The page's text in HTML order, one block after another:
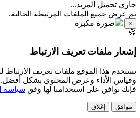
جاري تحميل المزيد...
تم عرض جميع الملفات المرتبطة الحالية.
×
🍪
إشعار ملفات تعريف الارتباط
يستخدم هذا الموقع ملفات تعريف الارتباط
وقياس الأداء وعرض المحتوى بشكل أفضل.
فإنك توافق على استخدامنا لها وفق سياسة
موافق إغلاق